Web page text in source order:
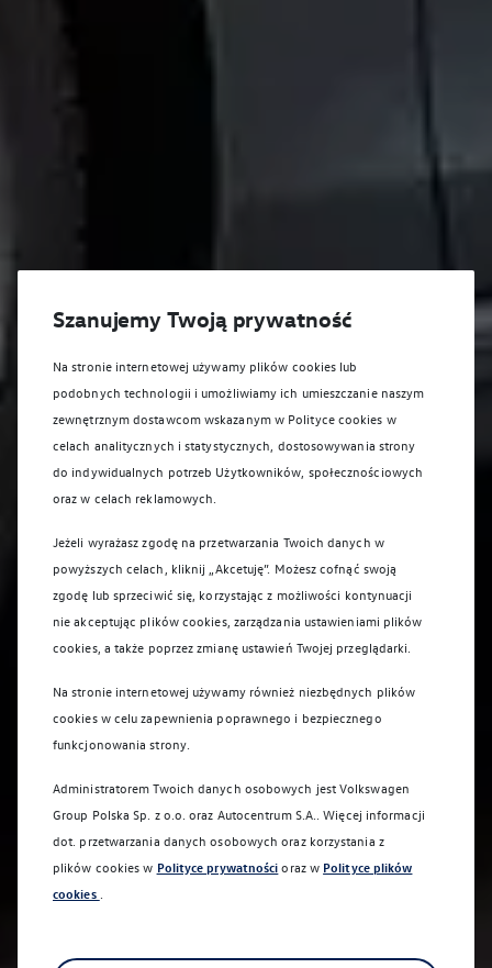
Szanujemy Twoją prywatność
Na stronie internetowej używamy plików cookies lub
podobnych technologii i umożliwiamy ich umieszczanie naszym
zewnętrznym dostawcom wskazanym w Polityce cookies w
celach analitycznych i statystycznych, dostosowywania strony
do indywidualnych potrzeb Użytkowników, społecznościowych
oraz w celach reklamowych.
Jeżeli wyrażasz zgodę na przetwarzania Twoich danych w
powyższych celach, kliknij „Akcetuję”. Możesz cofnąć swoją
zgodę lub sprzeciwić się, korzystając z możliwości kontynuacji
nie akceptując plików cookies, zarządzania ustawieniami plików
cookies, a także poprzez zmianę ustawień Twojej przeglądarki.
Na stronie internetowej używamy również niezbędnych plików
cookies w celu zapewnienia poprawnego i bezpiecznego
funkcjonowania strony.
Administratorem Twoich danych osobowych jest Volkswagen
Group Polska Sp. z o.o. oraz Autocentrum S.A. . Więcej informacji
dot. przetwarzania danych osobowych oraz korzystania z
plików cookies w Polityce prywatności oraz w Polityce plików
cookies